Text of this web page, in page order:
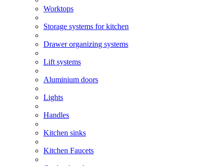
Worktops
Storage systems for kitchen
Drawer organizing systems
Lift systems
Aluminium doors
Lights
Handles
Kitchen sinks
Kitchen Faucets